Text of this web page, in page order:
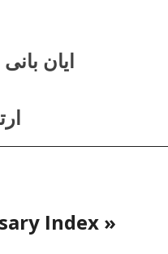
ايان بانی
« Back to Glossary Index